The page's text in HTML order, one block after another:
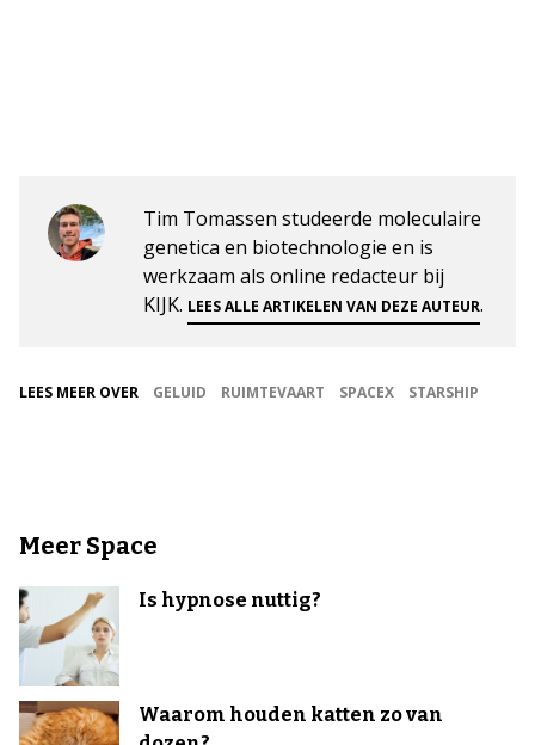
Tim Tomassen studeerde moleculaire
genetica en biotechnologie en is
werkzaam als online redacteur bij
KIJK. LEES ALLE ARTIKELEN VAN DEZE AUTEUR.
LEES MEER OVER GELUID RUIMTEVAART SPACEX STARSHIP
Meer Space
Is hypnose nuttig?
Waarom houden katten zo van